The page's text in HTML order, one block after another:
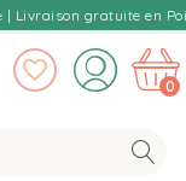
| Livraison gratuite en
0